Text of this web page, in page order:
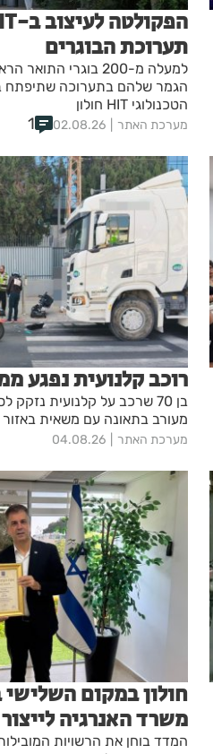
תערוכת הבוגרים
למעלה מ-200 בוגרי
הטכנולוגי HIT חולון
מערכת האתר 02.08.26
1
רוכב קלנועית נפגע
בן 70 שרכב על קלנועית
מעורב בתאונה עם משאית באזור
מערכת האתר 04.08.26
חולון במקום
משרד האנרגיה
המדד בוחן את הרשויות